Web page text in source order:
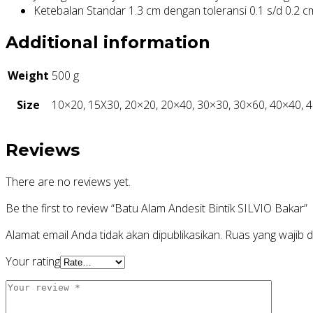
Ketebalan Standar 1.3 cm dengan toleransi 0.1 s/d 0.2
Additional information
Weight 500 g
Size
10×20, 15X30, 20×20, 20×40, 30×30, 30×60, 40×40,
Reviews
There are no reviews yet.
Be the first to review “Batu Alam Andesit Bintik SILVIO Bakar”
Alamat email Anda tidak akan dipublikasikan. Ruas yang wajib
Your rating